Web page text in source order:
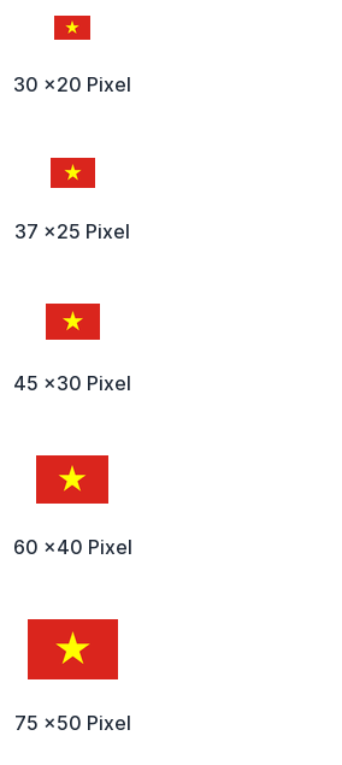
30 x20 Pixel
37 x25 Pixel
45 x30 Pixel
60 x40 Pixel
75 x50 Pixel